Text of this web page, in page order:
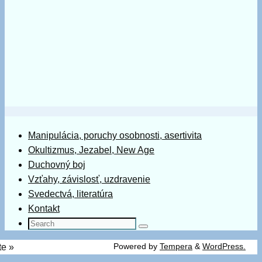
Manipulácia, poruchy osobnosti, asertivita
Okultizmus, Jezabel, New Age
Duchovný boj
Vzťahy, závislosť, uzdravenie
Svedectvá, literatúra
Kontakt
Search
Search
Powered by Tempera & WordPress.
»